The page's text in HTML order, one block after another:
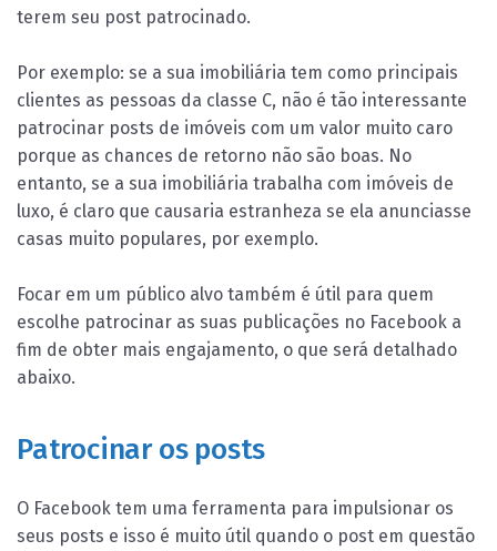
terem seu post patrocinado.
Por exemplo: se a sua imobiliária tem como principais
clientes as pessoas da classe C, não é tão interessante
patrocinar posts de imóveis com um valor muito caro
porque as chances de retorno não são boas. No
entanto, se a sua imobiliária trabalha com imóveis de
luxo, é claro que causaria estranheza se ela anunciasse
casas muito populares, por exemplo.
Focar em um público alvo também é útil para quem
escolhe patrocinar as suas publicações no Facebook a
fim de obter mais engajamento, o que será detalhado
abaixo.
Patrocinar os posts
O Facebook tem uma ferramenta para impulsionar os
seus posts e isso é muito útil quando o post em questão